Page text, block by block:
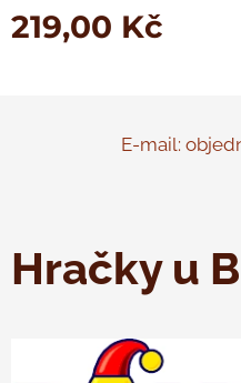
219,00 Kč
E-mail:
Hračky u